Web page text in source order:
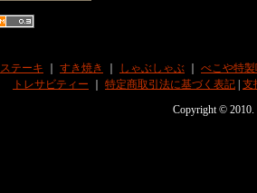
ステーキ すき焼き しゃぶしゃぶ
べこや特
トレサビティー
特定商取引法に基づく表記 支
Copyright ©